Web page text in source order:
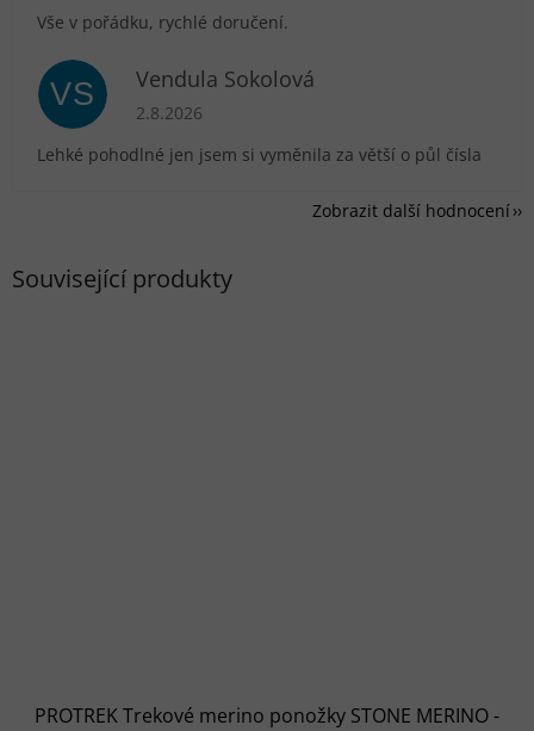
Související produkty
PROTREK Trekové merino ponožky STONE MERINO -
Vše v pořádku, rychlé doručení.
VS Vendula Sokolová
Hodnocení obchodu je 5 z 5 hvězdiček.
2.8.2026
Lehké pohodlné jen jsem si vyměnila za větší o půl čísla
Zobrazit další hodnocení